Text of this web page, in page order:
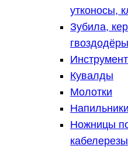
утконосы,
Зубила,
гвоздодёры
Кувалды
Молотки
Ножницы
кабелерезы